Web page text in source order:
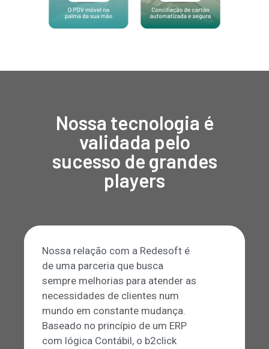
Nossa tecnologia é
validada pelo
sucesso de grandes
players
Nossa relação com a Redesoft é
de uma parceria que busca
sempre melhorias para atender as
necessidades de clientes num
mundo em constante mudança.
Baseado no princípio de um ERP
com lógica Contábil, o b2click